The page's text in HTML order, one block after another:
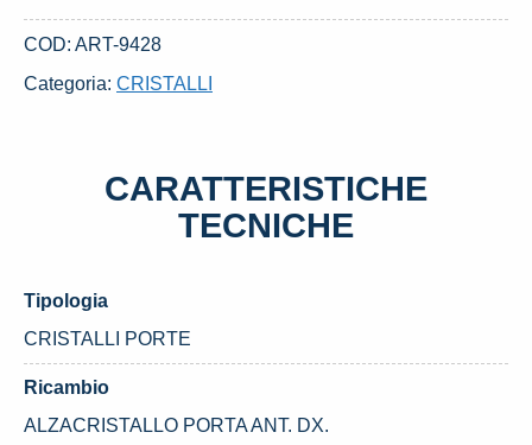
COD: ART-9428
Categoria: CRISTALLI
CARATTERISTICHE
TECNICHE
Tipologia
CRISTALLI PORTE
Ricambio
ALZACRISTALLO PORTA ANT. DX.